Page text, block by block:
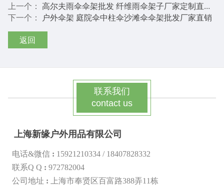
上一个： 高尔夫雨伞伞架批发 纤维雨伞架子厂家定制直销直杆伞伞架
下一个：
户外伞架 庭院伞中柱伞沙滩伞伞架批发厂家直销
返回
联系我们
contact us
上海新缘户外用品有限公司
电话&微信: 15921210334 / 18407828332
联系Q Q : 972782004
公司地址 :
上海市奉贤区百富路388弄11栋